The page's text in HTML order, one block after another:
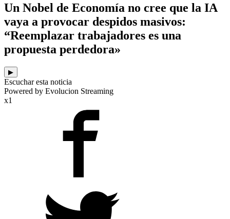
Un Nobel de Economía no cree que la IA
vaya a provocar despidos masivos:
“Reemplazar trabajadores es una
propuesta perdedora»
▶
Escuchar esta noticia
Powered by Evolucion Streaming
x1